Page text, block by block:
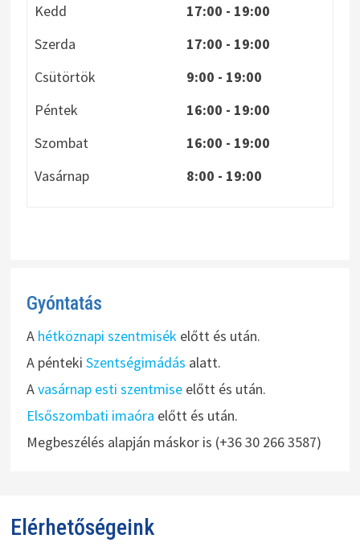
Kedd
17:00 - 19:00
Szerda
17:00 - 19:00
Csütörtök
9:00 - 19:00
Péntek
16:00 - 19:00
Szombat
16:00 - 19:00
Vasárnap
8:00 - 19:00
Gyóntatás
A hétköznapi szentmisékelőtt és után.
A pénteki Szentségimádás alatt.
Avasárnap esti szentmiseelőtt és után.
Elsőszombati imaóra előtt és után.
Megbeszélés alapján máskor is (+36 30 266 3587)
Elérhetőségeink